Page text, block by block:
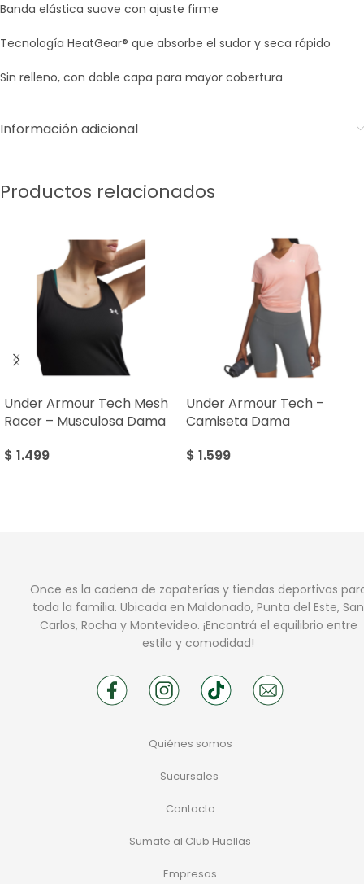
Banda elástica suave con ajuste firme
Tecnología HeatGear® que absorbe el sudor y seca rápido
Sin relleno, con doble capa para mayor cobertura
Información adicional
Productos relacionados
Under Armour Tech Mesh
Racer – Musculosa Dama
$ 1.499
Under Armour Tech –
Camiseta Dama
$ 1.599
Once es la cadena de zapaterías y tiendas deportivas
toda la familia. Ubicada en Maldonado, Punta del Este, San
Carlos, Rocha y Montevideo. ¡Encontrá el equilibrio entre
estilo y comodidad!
Quiénes somos
Sucursales
Contacto
Sumate al Club Huellas
Empresas